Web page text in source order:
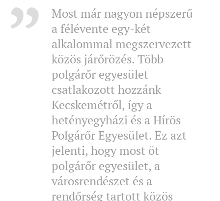
Most már nagyon népszerű
a félévente egy-két
alkalommal megszervezett
közös járőrözés. Több
polgárőr egyesület
csatlakozott hozzánk
Kecskemétről, így a
hetényegyházi és a Hírös
Polgárőr Egyesület. Ez azt
jelenti, hogy most öt
polgárőr egyesület, a
városrendészet és a
rendőrség tartott közös